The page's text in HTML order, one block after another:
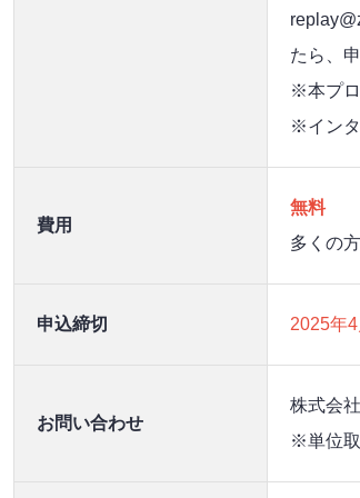
たら、
※本プ
※イン
費用
無料
多くの
申込締切 2025年
お問い合わせ
株式会
※単位取